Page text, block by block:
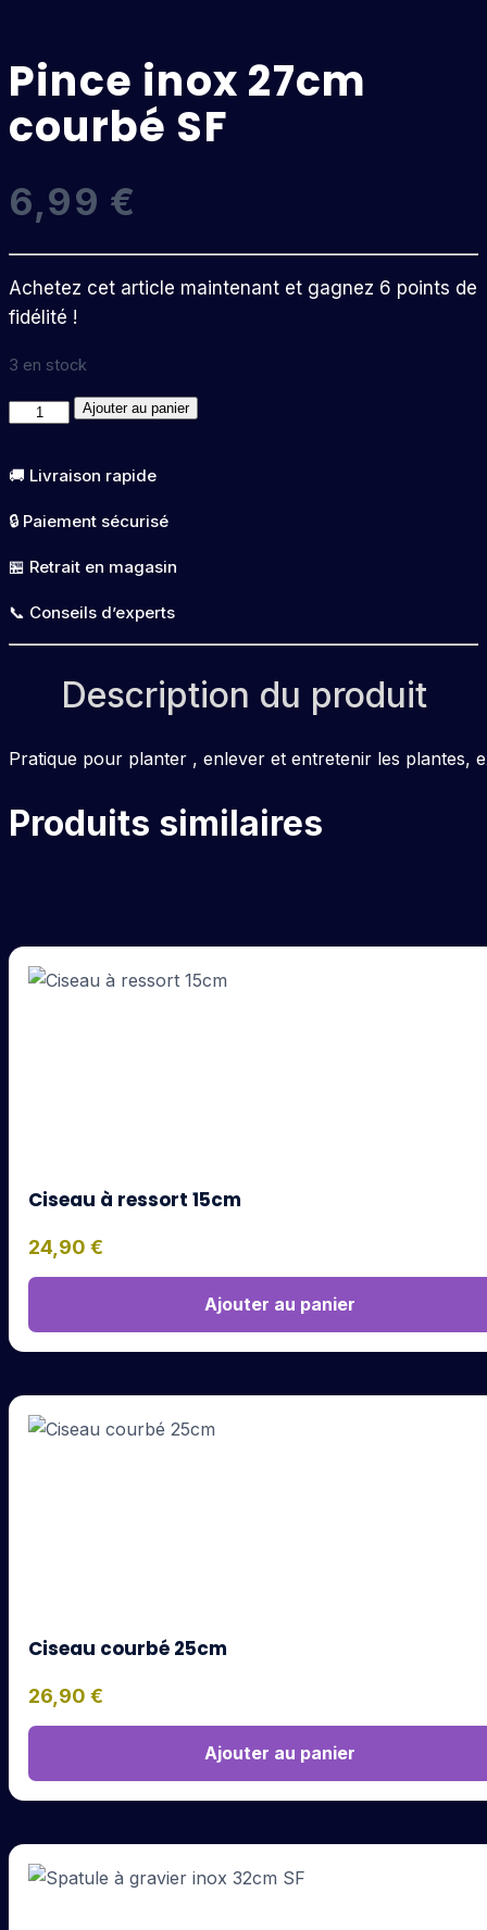
Pince inox 27cm
courbé SF
6,99 €
Achetez cet article maintenant et gagnez 6 points de
fidélité !
3 en stock
quantité
Pince
27cm
courbé
Ajouter au panier
🚚 Livraison rapide
🔒 Paiement sécurisé
🏪 Retrait en magasin
📞 Conseils d’experts
Description du produit
Pratique pour planter , enlever et entretenir les plantes,
Produits similaires
Ciseau à ressort 15cm
24,90 €
Ajouter au panier
Ciseau courbé 25cm
26,90 €
Ajouter au panier